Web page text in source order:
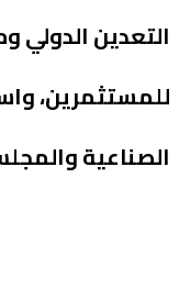
التعدين
للمستثمرين،
الصناعية